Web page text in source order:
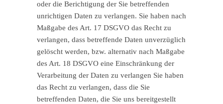
oder die Berichtigung der Sie betreffenden
unrichtigen Daten zu verlangen. Sie haben nach
Maßgabe des Art. 17 DSGVO das Recht zu
verlangen, dass betreffende Daten unverzüglich
gelöscht werden, bzw. alternativ nach Maßgabe
des Art. 18 DSGVO eine Einschränkung der
Verarbeitung der Daten zu verlangen Sie haben
das Recht zu verlangen, dass die Sie
betreffenden Daten, die Sie uns bereitgestellt